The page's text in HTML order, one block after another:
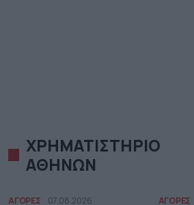
ΧΡΗΜΑΤΙΣΤΗΡΙΟ
ΑΘΗΝΩΝ
ΑΓΟΡΕΣ 07.08.2026 ΑΓΟΡΕΣ